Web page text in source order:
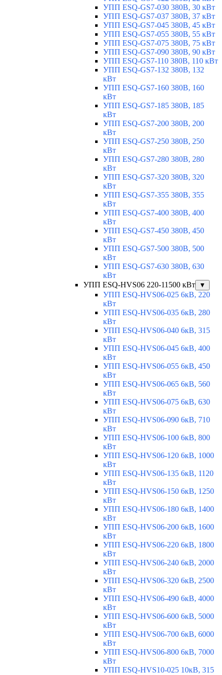
УПП ESQ-GS7-030 380В, 30 кВт
УПП ESQ-GS7-037 380В, 37 кВт
УПП ESQ-GS7-045 380В, 45 кВт
УПП ESQ-GS7-055 380В, 55 кВт
УПП ESQ-GS7-075 380В, 75 кВт
УПП ESQ-GS7-090 380В, 90 кВт
УПП ESQ-GS7-110 380В, 110 кВт
УПП ESQ-GS7-132 380В, 132
кВт
УПП ESQ-GS7-160 380В, 160
кВт
УПП ESQ-GS7-185 380В, 185
кВт
УПП ESQ-GS7-200 380В, 200
кВт
УПП ESQ-GS7-250 380В, 250
кВт
УПП ESQ-GS7-280 380В, 280
кВт
УПП ESQ-GS7-320 380В, 320
кВт
УПП ESQ-GS7-355 380В, 355
кВт
УПП ESQ-GS7-400 380В, 400
кВт
УПП ESQ-GS7-450 380В, 450
кВт
УПП ESQ-GS7-500 380В, 500
кВт
УПП ESQ-GS7-630 380В, 630
кВт
УПП ESQ-HVS06 220-11500 кВт
▼
УПП ESQ-HVS06-025 6кВ, 220
кВт
УПП ESQ-HVS06-035 6кВ, 280
кВт
УПП ESQ-HVS06-040 6кВ, 315
кВт
УПП ESQ-HVS06-045 6кВ, 400
кВт
УПП ESQ-HVS06-055 6кВ, 450
кВт
УПП ESQ-HVS06-065 6кВ, 560
кВт
УПП ESQ-HVS06-075 6кВ, 630
кВт
УПП ESQ-HVS06-090 6кВ, 710
кВт
УПП ESQ-HVS06-100 6кВ, 800
кВт
УПП ESQ-HVS06-120 6кВ, 1000
кВт
УПП ESQ-HVS06-135 6кВ, 1120
кВт
УПП ESQ-HVS06-150 6кВ, 1250
кВт
УПП ESQ-HVS06-180 6кВ, 1400
кВт
УПП ESQ-HVS06-200 6кВ, 1600
кВт
УПП ESQ-HVS06-220 6кВ, 1800
кВт
УПП ESQ-HVS06-240 6кВ, 2000
кВт
УПП ESQ-HVS06-320 6кВ, 2500
кВт
УПП ESQ-HVS06-490 6кВ, 4000
кВт
УПП ESQ-HVS06-600 6кВ, 5000
кВт
УПП ESQ-HVS06-700 6кВ, 6000
кВт
УПП ESQ-HVS06-800 6кВ, 7000
кВт
УПП ESQ-HVS10-025 10кВ, 315